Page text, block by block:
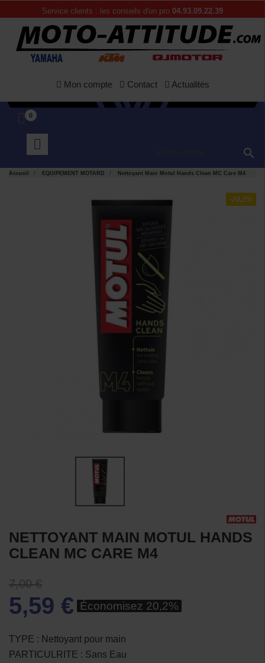
Service clients : les conseils d'un pro 04.93.09.22.39
Mon compte Contact Actualités
0

Accueil EQUIPEMENT MOTARD Nettoyant Main Motul Hands Clean MC Care M4
-20,2%
NETTOYANT MAIN MOTUL HANDS
CLEAN MC CARE M4
7,00 €
5,59 € Économisez 20,2%
TYPE : Nettoyant pour main
PARTICULRITE : Sans Eau